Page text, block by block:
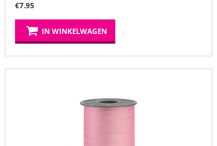
€7.95
IN WINKELWAGEN